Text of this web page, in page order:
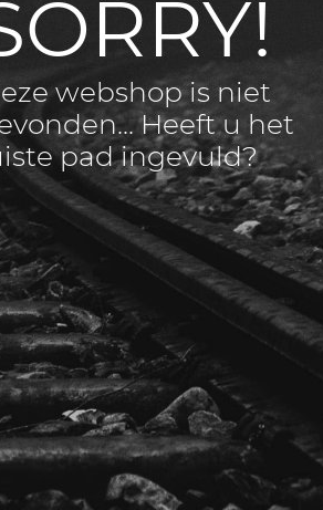
webshop is niet
Heeft u het
pad ingevuld?